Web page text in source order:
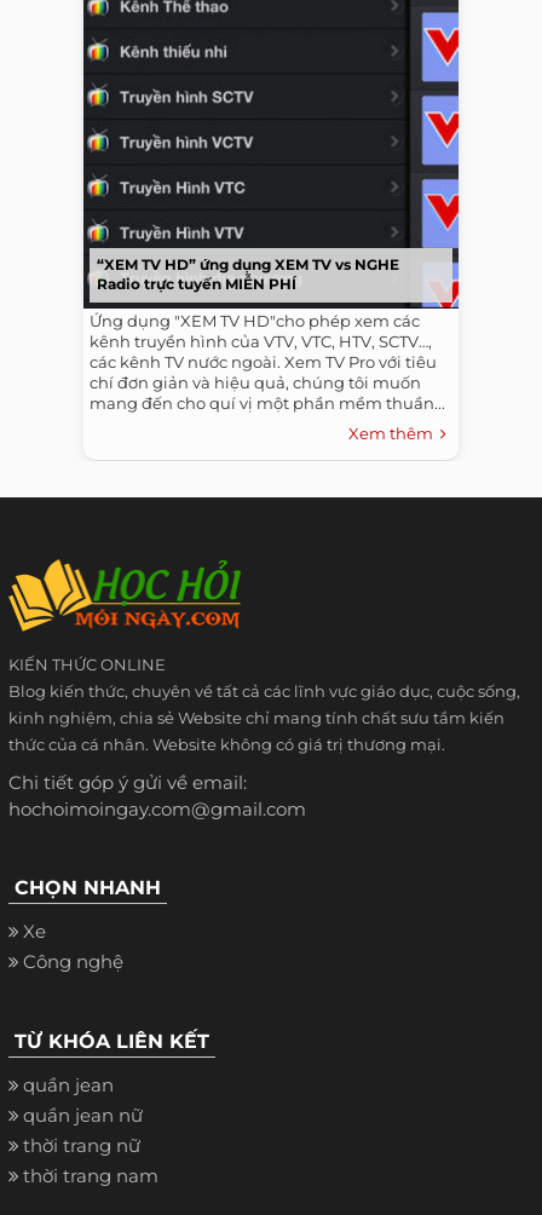
“XEM TV HD” ứng dụng XEM TV vs NGHE
Radio trực tuyến MIỄN PHÍ
Ứng dụng "XEM TV HD"cho phép xem các
kênh truyền hình của VTV, VTC, HTV, SCTV…,
các kênh TV nước ngoài. Xem TV Pro với tiêu
chí đơn giản và hiệu quả, chúng tôi muốn
mang đến cho quí vị một phần mềm thuần...
Xem thêm
KIẾN THỨC ONLINE
Blog kiến thức, chuyên về tất cả các lĩnh vực giáo dục, cuộc sống,
kinh nghiệm, chia sẻ Website chỉ mang tính chất sưu tầm kiến
thức của cá nhân. Website không có giá trị thương mại.
Chi tiết góp ý gửi về email:
hochoimoingay.com@gmail.com
CHỌN NHANH
Xe
Công nghệ
TỪ KHÓA LIÊN KẾT
quần jean
quần jean nữ
thời trang nữ
thời trang nam